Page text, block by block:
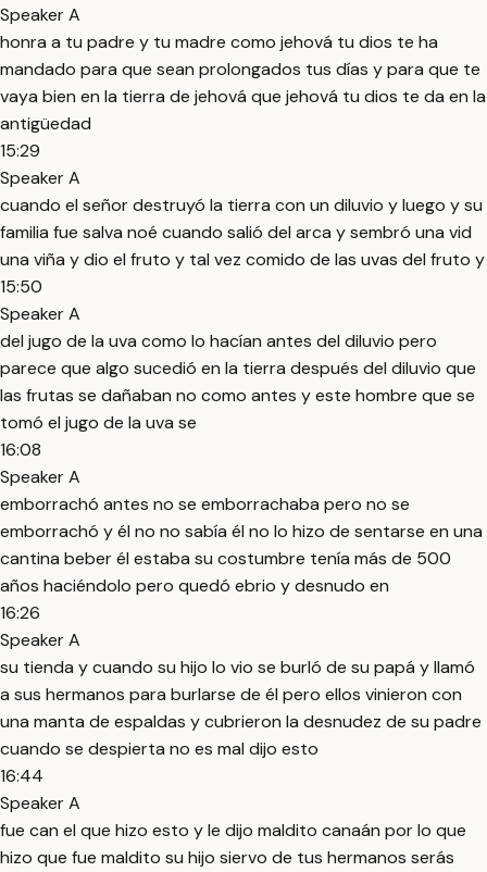
Speaker A
honra a tu padre y tu madre como jehová tu dios te ha
mandado para que sean prolongados tus días y para que te
vaya bien en la tierra de jehová que jehová tu dios te da en la
antigüedad
15:29
Speaker A
cuando el señor destruyó la tierra con un diluvio y luego y su
familia fue salva noé cuando salió del arca y sembró una vid
una viña y dio el fruto y tal vez comido de las uvas del fruto y
15:50
Speaker A
del jugo de la uva como lo hacían antes del diluvio pero
parece que algo sucedió en la tierra después del diluvio que
las frutas se dañaban no como antes y este hombre que se
tomó el jugo de la uva se
16:08
Speaker A
emborrachó antes no se emborrachaba pero no se
emborrachó y él no no sabía él no lo hizo de sentarse en una
cantina beber él estaba su costumbre tenía más de 500
años haciéndolo pero quedó ebrio y desnudo en
16:26
Speaker A
su tienda y cuando su hijo lo vio se burló de su papá y llamó
a sus hermanos para burlarse de él pero ellos vinieron con
una manta de espaldas y cubrieron la desnudez de su padre
cuando se despierta no es mal dijo esto
16:44
Speaker A
fue can el que hizo esto y le dijo maldito canaán por lo que
hizo que fue maldito su hijo siervo de tus hermanos serás